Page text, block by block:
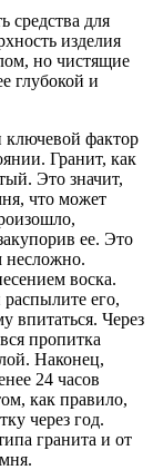
средства для
изделия
но чистящие
глубокой и
фактор
Гранит, как
Это значит,
что может
ее. Это
несложно.
воска.
его,
впитаться. Через
пропитка
Наконец,
24 часов
как правило,
через год.
гранита и от